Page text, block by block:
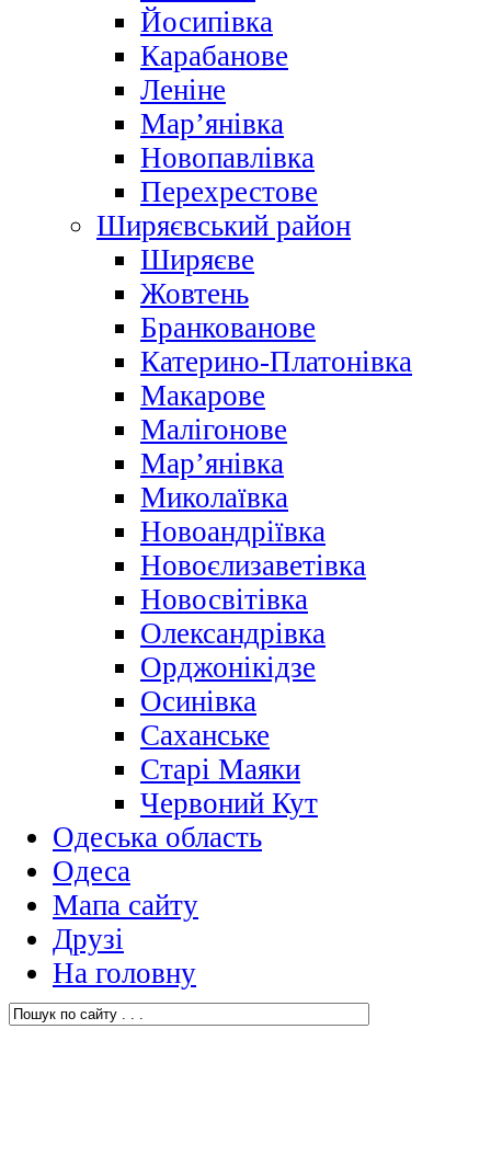
Йосипівка
Карабанове
Леніне
Мар’янівка
Новопавлівка
Перехрестове
Ширяєвський район
Ширяєве
Жовтень
Бранкованове
Катерино-Платонівка
Макарове
Малігонове
Мар’янівка
Миколаївка
Новоандріївка
Новоєлизаветівка
Новосвітівка
Олександрівка
Орджонікідзе
Осинівка
Саханське
Старі Маяки
Червоний Кут
Одеська область
Одеса
Мапа сайту
Друзі
На головну